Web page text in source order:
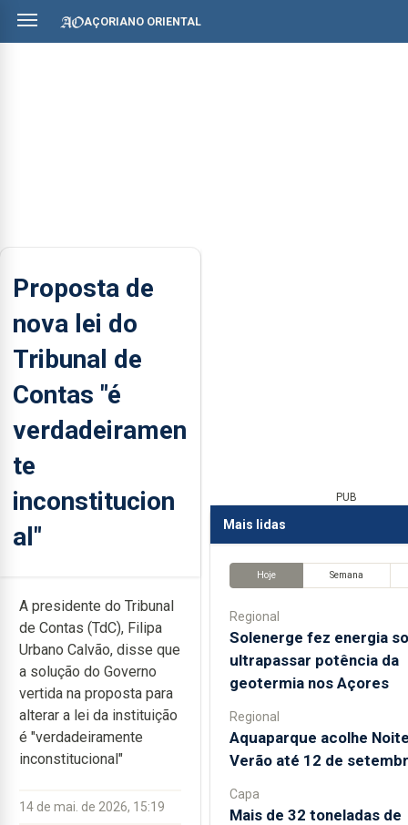
AÇORIANO ORIENTAL
Proposta de
nova lei do
Tribunal de
Contas "é
verdadeiramen
te
inconstitucion
al"
A presidente do Tribunal
de Contas (TdC), Filipa
Urbano Calvão, disse que
a solução do Governo
vertida na proposta para
alterar a lei da instituição
é "verdadeiramente
inconstitucional"
14 de mai. de 2026, 15:19
PUB
Mais lidas
Hoje Semana
Regional
Solenerge fez energia
ultrapassar potência da
geotermia nos Açores
Regional
Aquaparque acolhe
Verão até 12 de
Capa
Mais de 32 toneladas de